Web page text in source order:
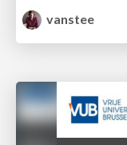
vanstee